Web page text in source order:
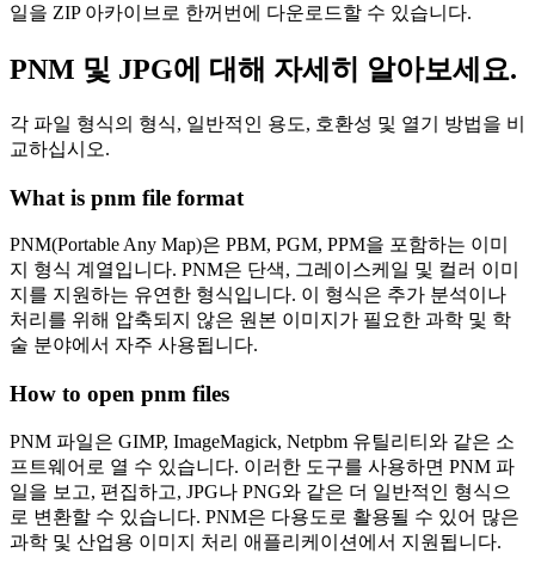
일을 ZIP 아카이브로 한꺼번에 다운로드할 수 있습니다.
PNM 및 JPG에 대해 자세히 알아보세요.
각 파일 형식의 형식, 일반적인 용도, 호환성 및 열기 방법을 비
교하십시오.
What is pnm file format
PNM(Portable Any Map)은 PBM, PGM, PPM을 포함하는 이미
지 형식 계열입니다. PNM은 단색, 그레이스케일 및 컬러 이미
지를 지원하는 유연한 형식입니다. 이 형식은 추가 분석이나
처리를 위해 압축되지 않은 원본 이미지가 필요한 과학 및 학
술 분야에서 자주 사용됩니다.
How to open pnm files
PNM 파일은 GIMP, ImageMagick, Netpbm 유틸리티와 같은 소
프트웨어로 열 수 있습니다. 이러한 도구를 사용하면 PNM 파
일을 보고, 편집하고, JPG나 PNG와 같은 더 일반적인 형식으
로 변환할 수 있습니다. PNM은 다용도로 활용될 수 있어 많은
과학 및 산업용 이미지 처리 애플리케이션에서 지원됩니다.